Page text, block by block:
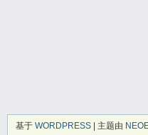
基于 WORDPRESS | 主题由